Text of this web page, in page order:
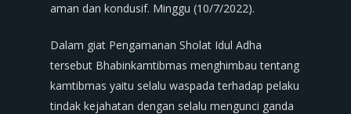
aman dan kondusif. Minggu (10/7/2022).
Dalam giat Pengamanan Sholat Idul Adha
tersebut Bhabinkamtibmas menghimbau tentang
kamtibmas yaitu selalu waspada terhadap pelaku
tindak kejahatan dengan selalu mengunci ganda